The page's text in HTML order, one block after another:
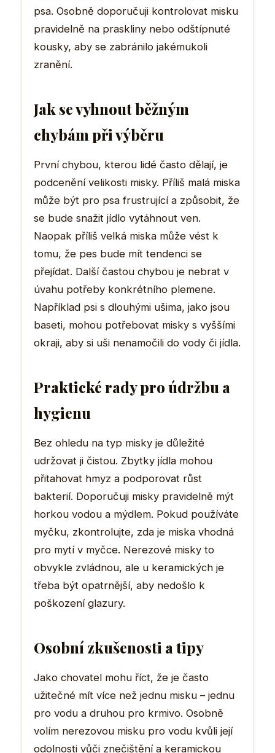
psa. Osobně doporučuji kontrolovat misku
pravidelně na praskliny nebo odštípnuté
kousky, aby se zabránilo jakémukoli
zranění.
Jak se vyhnout běžným
chybám při výběru
První chybou, kterou lidé často dělají, je
podcenění velikosti misky. Příliš malá miska
může být pro psa frustrující a způsobit, že
se bude snažit jídlo vytáhnout ven.
Naopak příliš velká miska může vést k
tomu, že pes bude mít tendenci se
přejídat. Další častou chybou je nebrat v
úvahu potřeby konkrétního plemene.
Například psi s dlouhými ušima, jako jsou
baseti, mohou potřebovat misky s vyššími
okraji, aby si uši nenamočili do vody či jídla.
Praktické rady pro údržbu a
hygienu
Bez ohledu na typ misky je důležité
udržovat ji čistou. Zbytky jídla mohou
přitahovat hmyz a podporovat růst
bakterií. Doporučuji misky pravidelně mýt
horkou vodou a mýdlem. Pokud používáte
myčku, zkontrolujte, zda je miska vhodná
pro mytí v myčce. Nerezové misky to
obvykle zvládnou, ale u keramických je
třeba být opatrnější, aby nedošlo k
poškození glazury.
Osobní zkušenosti a tipy
Jako chovatel mohu říct, že je často
užitečné mít více než jednu misku – jednu
pro vodu a druhou pro krmivo. Osobně
volím nerezovou misku pro vodu kvůli její
odolnosti vůči znečištění a keramickou